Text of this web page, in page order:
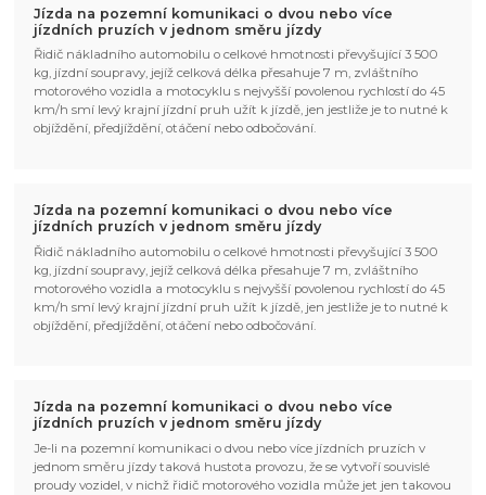
Jízda na pozemní komunikaci o dvou nebo více
jízdních pruzích v jednom směru jízdy
Řidič nákladního automobilu o celkové hmotnosti převyšující 3 500
kg, jízdní soupravy, jejíž celková délka přesahuje 7 m, zvláštního
motorového vozidla a motocyklu s nejvyšší povolenou rychlostí do 45
km/h smí levý krajní jízdní pruh užít k jízdě, jen jestliže je to nutné k
objíždění, předjíždění, otáčení nebo odbočování.
Jízda na pozemní komunikaci o dvou nebo více
jízdních pruzích v jednom směru jízdy
Řidič nákladního automobilu o celkové hmotnosti převyšující 3 500
kg, jízdní soupravy, jejíž celková délka přesahuje 7 m, zvláštního
motorového vozidla a motocyklu s nejvyšší povolenou rychlostí do 45
km/h smí levý krajní jízdní pruh užít k jízdě, jen jestliže je to nutné k
objíždění, předjíždění, otáčení nebo odbočování.
Jízda na pozemní komunikaci o dvou nebo více
jízdních pruzích v jednom směru jízdy
Je-li na pozemní komunikaci o dvou nebo více jízdních pruzích v
jednom směru jízdy taková hustota provozu, že se vytvoří souvislé
proudy vozidel, v nichž řidič motorového vozidla může jet jen takovou